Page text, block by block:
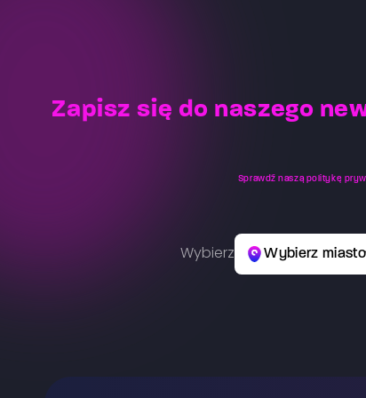
Zapisz się do naszego
Sprawdź naszą politykę
Wybierz Wybierz miasto